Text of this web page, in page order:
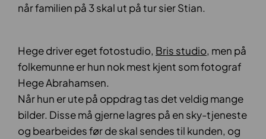
når familien på 3 skal ut på tur sier Stian.
Hege driver eget fotostudio, Bris studio, men på
folkemunne er hun nok mest kjent som fotograf
Hege Abrahamsen.
Når hun er ute på oppdrag tas det veldig mange
bilder. Disse må gjerne lagres på en sky-tjeneste
og bearbeides før de skal sendes til kunden, og